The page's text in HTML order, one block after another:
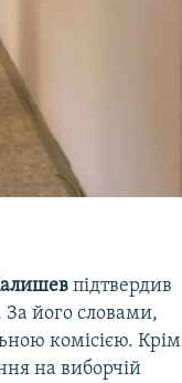
підтвердив
За його словами,
комісією. Крім
на виборчій